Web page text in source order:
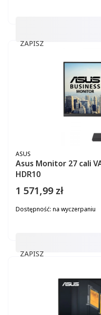
ZAPISZ
Asus Monitor 27 cali
HDR10
PRODUCENT
ASUS
Cena
1 571,99 zł
Dostępność: na wyczerpaniu
ZAPISZ